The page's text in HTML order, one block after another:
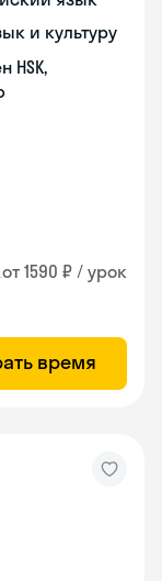
и культуру
HSK,
от 1590 ₽ / урок
время